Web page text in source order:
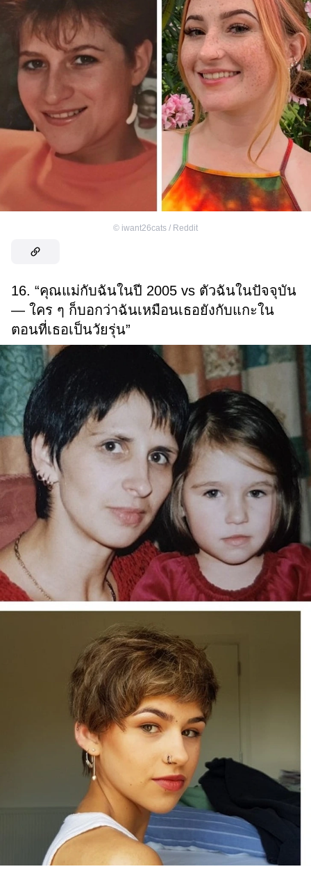
© iwant26cats / Reddit
16. “คุณแม่กับฉันในปี 2005 vs ตัวฉันในปัจจุบัน
— ใคร ๆ ก็บอกว่าฉันเหมือนเธอยังกับแกะใน
ตอนที่เธอเป็นวัยรุ่น”